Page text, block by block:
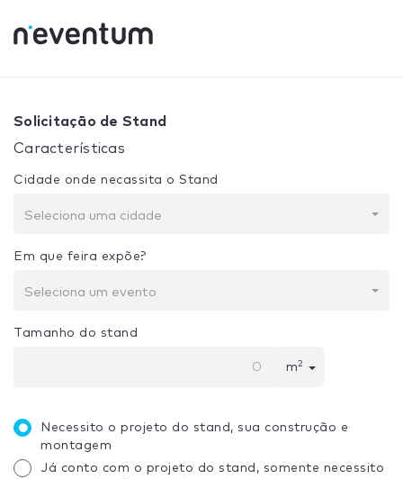
Sua seleção: Projeto + Construção
Solicitação de Stand
Características
Cidade onde necassita o Stand
Seleciona uma cidade
Em que feira expõe?
Seleciona um evento
Tamanho do stand
m2
Necessito o projeto do stand, sua construção e
montagem
Já conto com o projeto do stand, somente necessito